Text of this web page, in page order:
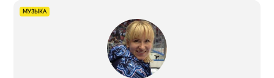
клипе, одурачить меня, запросить
втридорога, скажем, за аренду аппаратуры,
было практически невозможно».
МУЗЫКА